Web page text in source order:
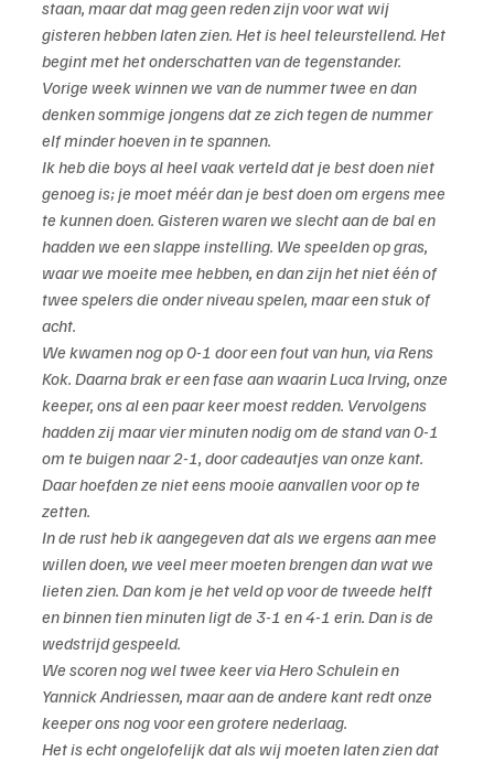
staan, maar dat mag geen reden zijn voor wat wij
gisteren hebben laten zien. Het is heel teleurstellend. Het
begint met het onderschatten van de tegenstander.
Vorige week winnen we van de nummer twee en dan
denken sommige jongens dat ze zich tegen de nummer
elf minder hoeven in te spannen.
Ik heb die boys al heel vaak verteld dat je best doen niet
genoeg is; je moet méér dan je best doen om ergens mee
te kunnen doen. Gisteren waren we slecht aan de bal en
hadden we een slappe instelling. We speelden op gras,
waar we moeite mee hebben, en dan zijn het niet één of
twee spelers die onder niveau spelen, maar een stuk of
acht.
We kwamen nog op 0-1 door een fout van hun, via Rens
Kok. Daarna brak er een fase aan waarin Luca Irving, onze
keeper, ons al een paar keer moest redden. Vervolgens
hadden zij maar vier minuten nodig om de stand van 0-1
om te buigen naar 2-1, door cadeautjes van onze kant.
Daar hoefden ze niet eens mooie aanvallen voor op te
zetten.
In de rust heb ik aangegeven dat als we ergens aan mee
willen doen, we veel meer moeten brengen dan wat we
lieten zien. Dan kom je het veld op voor de tweede helft
en binnen tien minuten ligt de 3-1 en 4-1 erin. Dan is de
wedstrijd gespeeld.
We scoren nog wel twee keer via Hero Schulein en
Yannick Andriessen, maar aan de andere kant redt onze
keeper ons nog voor een grotere nederlaag.
Het is echt ongelofelijk dat als wij moeten laten zien dat